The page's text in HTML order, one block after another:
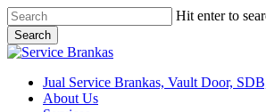
Skip
to
main
content
Hit enter to
Search
Close
search
Menu
Jual Service Brankas, Vault Door,
About Us